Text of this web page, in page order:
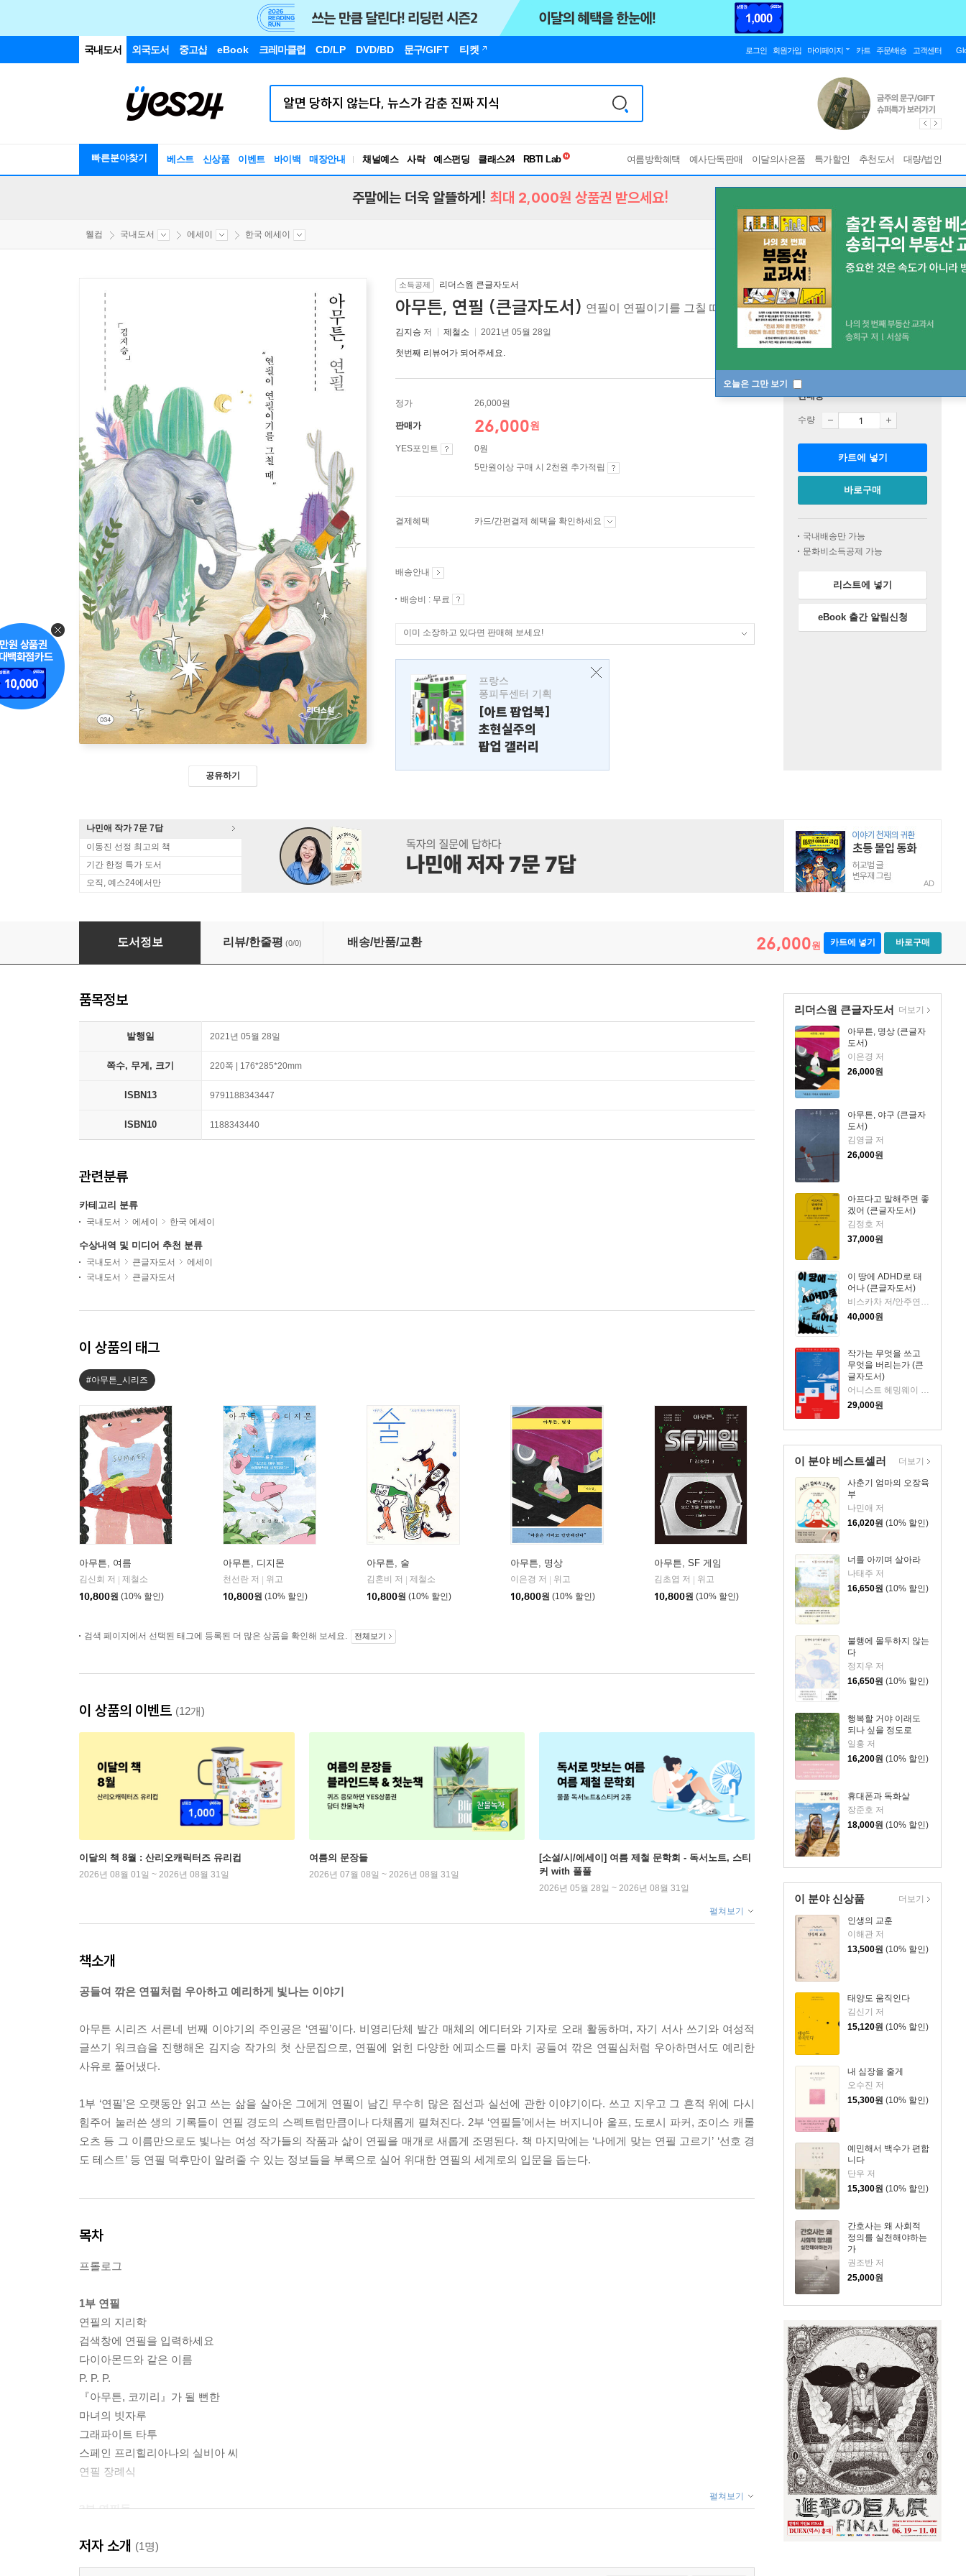
국내도서 외국도서 중고샵 eBook 크레마클럽 CD/LP DVD/BD 문구/GIFT 티켓 로그인 회원가입 마이페이지 카트 주문/배송 고객센터
빠른분야찾기 베스트 신상품 이벤트 바이백 매장안내 채널예스 사락 예스펀딩 클래스24
독서유형검사
여름방학혜택 예사단독판매 이달의사은품 특가할인 추천도서 대량/법인
오늘은 그만 보기
주말에는 더욱 알뜰하게! 최대 2,000원 상품권 받으세요!
웰컴 국내도서 에세이 한국 에세이
공유하기
소득공제 리더스원 큰글자도서
아무튼, 연필 (큰글자도서) 연필이 연필이기를 그칠 때
김지승 저 제철소 2021년 05월 28일
첫번째 리뷰어가 되어주세요.
정가 26,000원
판매가 26,000원
YES포인트
0원
5만원이상 구매 시 2천원 추가적립
결제혜택 카드/간편결제 혜택을 확인하세요
배송안내
배송비 : 무료
이미 소장하고 있다면 판매해 보세요!
프랑스
퐁피두센터 기획
[아트 팝업북]
초현실주의
팝업 갤러리
판매중
수량
카트에 넣기
바로구매
국내배송만 가능
문화비소득공제 가능
리스트에 넣기
eBook 출간 알림신청
나민애 작가 7문 7답
이동진 선정 최고의 책
기간 한정 특가 도서
오직, 예스24에서만
AD
아무튼, 연필 (큰글자도서)
도서정보 리뷰/한줄평 (0/0) 배송/반품/교환 26,000원 카트에 넣기 바로구매
리더스원 큰글자도서
아무튼, 명상 (큰글자
도서)
이은경 저
26,000원
아무튼, 야구 (큰글자
도서)
김영글 저
26,000원
아프다고 말해주면 좋
겠어 (큰글자도서)
김정호 저
37,000원
이 땅에 ADHD로 태
어나 (큰글자도서)
비스카차 저/안주연 감수
40,000원
작가는 무엇을 쓰고
무엇을 버리는가 (큰
글자도서)
어니스트 헤밍웨이 등저/최민우 역
29,000원
더보기
이 분야 베스트셀러
사춘기 엄마의 오장육
부
나민애 저
16,020원 (10% 할인)
너를 아끼며 살아라
나태주 저
16,650원 (10% 할인)
불행에 몰두하지 않는
다
정지우 저
16,650원 (10% 할인)
행복할 거야 이래도
되나 싶을 정도로
일홍 저
16,200원 (10% 할인)
휴대폰과 독화살
장준호 저
18,000원 (10% 할인)
더보기
이 분야 신상품
인생의 교훈
이해관 저
13,500원 (10% 할인)
태양도 움직인다
김신기 저
15,120원 (10% 할인)
내 심장을 줄게
오수진 저
15,300원 (10% 할인)
예민해서 백수가 편합
니다
단우 저
15,300원 (10% 할인)
간호사는 왜 사회적
정의를 실천해야하는
가
권조반 저
25,000원
더보기
품목정보
발행일 2021년 05월 28일
쪽수, 무게, 크기 220쪽 | 176*285*20mm
ISBN13 9791188343447
ISBN10 1188343440
관련분류
카테고리 분류
국내도서 에세이 한국 에세이
수상내역 및 미디어 추천 분류
국내도서 큰글자도서
에세이
국내도서
큰글자도서
이 상품의 태그
#아무튼_시리즈
아무튼, 여름
김신회 저 | 제철소
10,800원 (10% 할인)
아무튼, 디지몬
천선란 저 | 위고
10,800원 (10% 할인)
아무튼, 술
김혼비 저 | 제철소
10,800원 (10% 할인)
아무튼, 명상
이은경 저 | 위고
10,800원 (10% 할인)
아무튼, SF 게임
김초엽 저 | 위고
10,800원 (10% 할인)
검색 페이지에서 선택된 태그에 등록된 더 많은 상품을 확인해 보세요. 전체보기
이 상품의 이벤트 (12개)
이달의 책 8월 : 산리오캐릭터즈 유리컵
2026년 08월 01일 ~ 2026년 08월 31일
여름의 문장들
2026년 07월 08일 ~ 2026년 08월 31일
[소설/시/에세이] 여름 제철 문학회 - 독서노트, 스티
커 with 풀풀
2026년 05월 28일 ~ 2026년 08월 31일
펼쳐보기
책소개
공들여 깎은 연필처럼 우아하고 예리하게 빛나는 이야기
아무튼 시리즈 서른네 번째 이야기의 주인공은 ‘연필’이다. 비영리단체 발간 매체의 에디터와 기자로 오래 활동하며, 자기 서사 쓰기와 여성적
글쓰기 워크숍을 진행해온 김지승 작가의 첫 산문집으로, 연필에 얽힌 다양한 에피소드를 마치 공들여 깎은 연필심처럼 우아하면서도 예리한
사유로 풀어냈다.
1부 ‘연필’은 오랫동안 읽고 쓰는 삶을 살아온 그에게 연필이 남긴 무수히 많은 점선과 실선에 관한 이야기이다. 쓰고 지우고 그 흔적 위에 다시
힘주어 눌러쓴 생의 기록들이 연필 경도의 스펙트럼만큼이나 다채롭게 펼쳐진다. 2부 ‘연필들’에서는 버지니아 울프, 도로시 파커, 조이스 캐롤
오츠 등 그 이름만으로도 빛나는 여성 작가들의 작품과 삶이 연필을 매개로 새롭게 조명된다. 책 마지막에는 ‘나에게 맞는 연필 고르기’ ‘선호 경
도 테스트’ 등 연필 덕후만이 알려줄 수 있는 정보들을 부록으로 실어 위대한 연필의 세계로의 입문을 돕는다.
목차
프롤로그
1부 연필
연필의 지리학
검색창에 연필을 입력하세요
다이아몬드와 같은 이름
P. P. P.
『아무튼, 코끼리』가 될 뻔한
마녀의 빗자루
그래파이트 타투
스페인 프리힐리아나의 실비아 씨
연필 장례식
2부 연필들
다와다 요코의 연필
최윤의 연필
펼쳐보기
저자 소개 (1명)